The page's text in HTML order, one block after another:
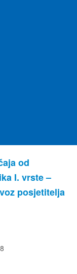
od
I. vrste –
posjetitelja